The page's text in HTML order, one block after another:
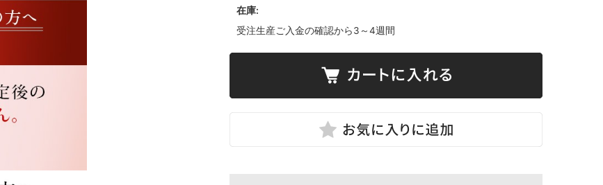
在庫:
受注生産ご入金の確認から3～4週間